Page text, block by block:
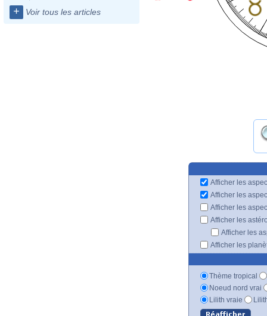
+ Voir tous les articles
Afficher les
Afficher les
Afficher les
Afficher les
Afficher les
Afficher les
Thème tropical
Noeud nord vrai
Lilith vraie